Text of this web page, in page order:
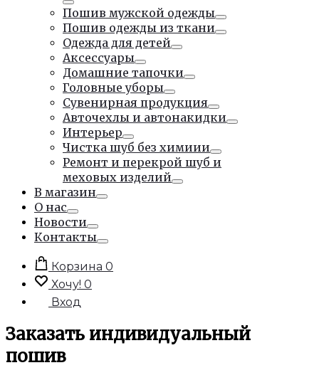
Тумблер
Пошив мужской одежды
Тумблер
Пошив одежды из ткани
Тумблер
Одежда для детей
Тумблер
Аксессуары
Тумблер
Домашние тапочки
Тумблер
Головные уборы
Тумблер
Сувенирная продукция
Тумблер
Авточехлы и автонакидки
Тумблер
Интерьер
Тумблер
Чистка шуб без химиии
Тумблер
Ремонт и перекрой шуб и
меховых изделий
Тумблер
В магазин
Тумблер
О нас
Тумблер
Новости
Тумблер
Контакты
Тумблер
Корзина 0
Хочу! 0
Вход
Заказать индивидуальный
пошив